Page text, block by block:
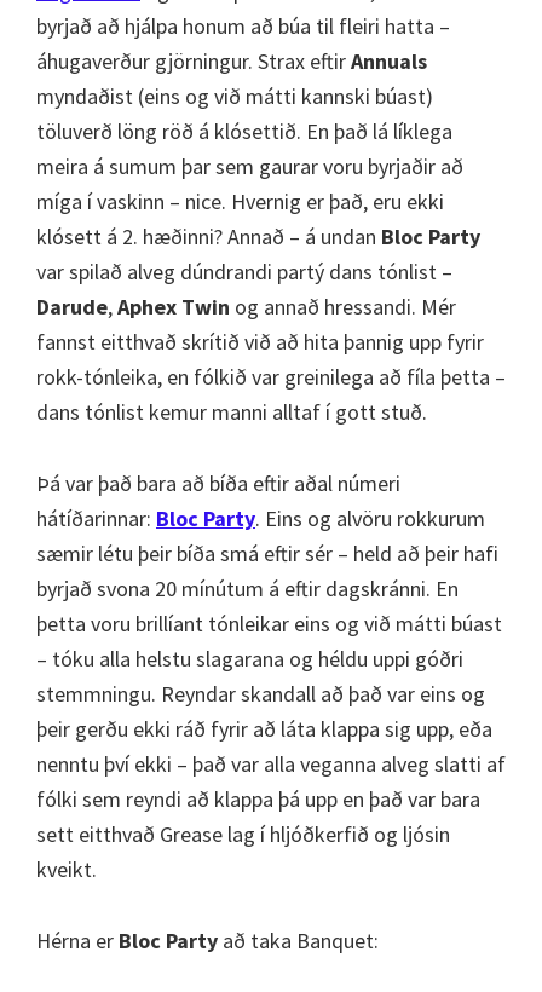
byrjað að hjálpa honum að búa til fleiri hatta –
áhugaverður gjörningur. Strax eftirAnnuals
myndaðist (eins og við mátti kannski búast)
töluverð löng röð á klósettið. En það lá líklega
meira á sumum þar sem gaurar voru byrjaðir að
míga í vaskinn – nice. Hvernig er það, eru ekki
klósett á 2. hæðinni? Annað – á undan Bloc Party
var spilað alveg dúndrandi partý dans tónlist –
Darude,Aphex Twin og annað hressandi. Mér
fannst eitthvað skrítið við að hita þannig upp fyrir
rokk-tónleika, en fólkið var greinilega að fíla þetta –
dans tónlist kemur manni alltaf í gott stuð.
Þá var það bara að bíða eftir aðal númeri
hátíðarinnar: Bloc Party. Eins og alvöru rokkurum
sæmir létu þeir bíða smá eftir sér – held að þeir hafi
byrjað svona 20 mínútum á eftir dagskránni. En
þetta voru brillíant tónleikar eins og við mátti búast
– tóku alla helstu slagarana og héldu uppi góðri
stemmningu. Reyndar skandall að það var eins og
þeir gerðu ekki ráð fyrir að láta klappa sig upp, eða
nenntu því ekki – það var alla veganna alveg slatti af
fólki sem reyndi að klappa þá upp en það var bara
sett eitthvað Grease lag í hljóðkerfið og ljósin
kveikt.
Hérna er Bloc Party að taka Banquet: